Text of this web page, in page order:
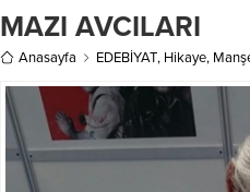
MAZI AVCILARI
Anasayfa EDEBİYAT, Hikaye,